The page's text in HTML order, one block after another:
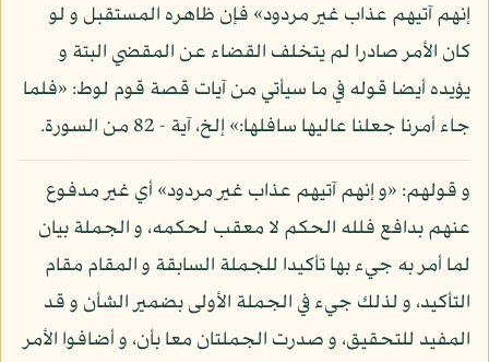
إنهم آتيهم عذاب غير مردود» فإن ظاهره المستقبل و لو
كان الأمر صادرا لم يتخلف القضاء عن المقضي البتة و
يؤيده أيضا قوله في ما سيأتي من آيات قصة قوم لوط: «فلما
جاء أمرنا جعلنا عاليها سافلها:» إلخ، آية - 82 من السورة.
و قولهم: «و إنهم آتيهم عذاب غير مردود» أي غير مدفوع
عنهم بدافع فلله الحكم لا معقب لحكمه، و الجملة بيان
لما أمر به جيء بها تأكيدا للجملة السابقة و المقام مقام
التأكيد، و لذلك جيء في الجملة الأولى بضمير الشأن و قد
المفيد للتحقيق، و صدرت الجملتان معا بأن، و أضافوا الأمر